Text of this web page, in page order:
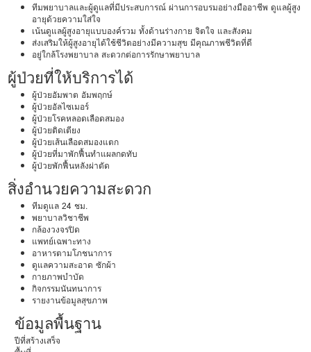
ทีมพยาบาลและผู้ดูแลที่มีประสบการณ์ ผ่านการอบรมอย่างมืออาชีพ ดูแลผู้สูง
อายุด้วยความใส่ใจ
เน้นดูแลผู้สูงอายุแบบองค์รวม ทั้งด้านร่างกาย จิตใจ และสังคม
ส่งเสริมให้ผู้สูงอายุได้ใช้ชีวิตอย่างมีความสุข มีคุณภาพชีวิตที่ดี
อยู่ใกล้โรงพยาบาล สะดวกต่อการรักษาพยาบาล
ผู้ป่วยที่ให้บริการได้
ผู้ป่วยอัมพาต อัมพฤกษ์
ผู้ป่วยอัลไซเมอร์
ผู้ป่วยโรคหลอดเลือดสมอง
ผู้ป่วยติดเตียง
ผู้ป่วยเส้นเลือดสมองแตก
ผู้ป่วยที่มาพักฟื้นทำแผลกดทับ
ผู้ป่วยพักฟื้นหลังผ่าตัด
สิ่งอำนวยความสะดวก
ทีมดูแล 24 ชม.
พยาบาลวิชาชีพ
กล้องวงจรปิด
แพทย์เฉพาะทาง
อาหารตามโภชนาการ
ดูแลความสะอาด ซักผ้า
กายภาพบำบัด
กิจกรรมนันทนาการ
รายงานข้อมูลสุขภาพ
ข้อมูลพื้นฐาน
ปีที่สร้างเสร็จ